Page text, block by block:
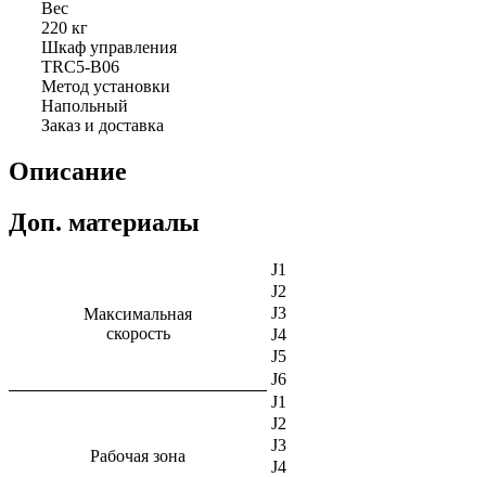
Вес
220 кг
Шкаф управления
TRC5-B06
Метод установки
Напольный
Заказ и доставка
Описание
Доп. материалы
Максимальная
скорость
J1
J2
J3
J4
J5
J6
Рабочая зона
J1
J2
J3
J4